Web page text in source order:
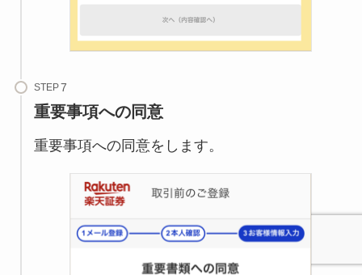
STEP
重要事項への同意
重要事項への同意をします。